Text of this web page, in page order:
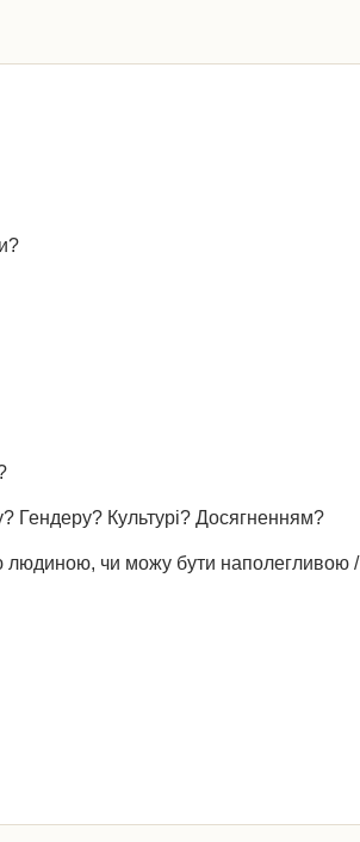
Гендеру? Культурі? Досягненням?
людиною, чи можу бути наполегливою /